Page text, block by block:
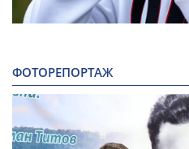
ФОТОРЕПОРТАЖ